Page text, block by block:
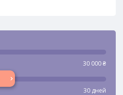
30 000₴
30 дней